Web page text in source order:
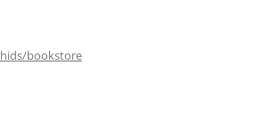
bookstore